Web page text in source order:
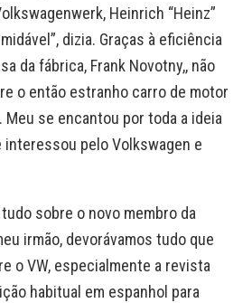
Heinrich “Heinz”
dizia. Graças à eficiência
da fábrica, Frank Novotny,, não
o então estranho carro de motor
se encantou por toda a ideia
interessou pelo Volkswagen e
sobre o novo membro da
irmão, devorávamos tudo que
o VW, especialmente a revista
habitual em espanhol para